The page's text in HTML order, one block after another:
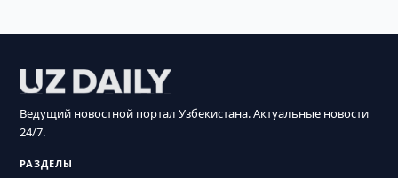
Ведущий новостной портал Узбекистана. Актуальные новости
24/7.
РАЗДЕЛЫ